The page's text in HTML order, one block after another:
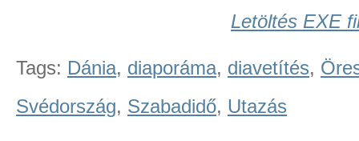
Letöltés EXE
Tags: Dánia, diaporáma, diavetítés,
Svédország, Szabadidő, Utazás